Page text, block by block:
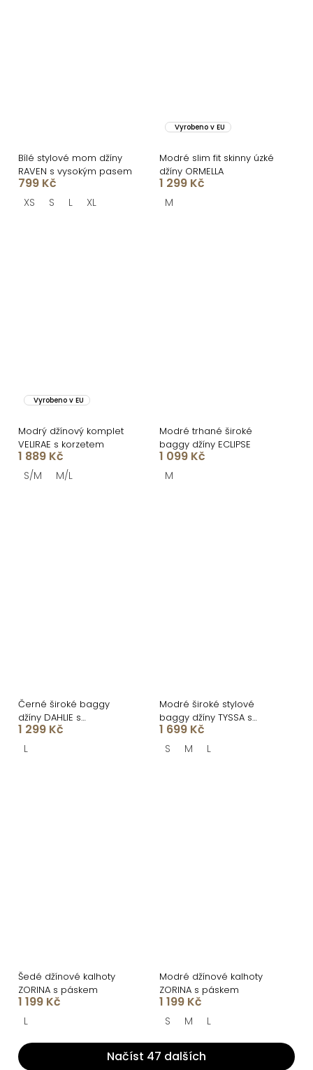
Bílé stylové mom džíny
RAVEN s vysokým pasem
799 Kč
XS S L XL
Vyrobeno v EU
Modré slim fit skinny úzké
džíny ORMELLA
1 299 Kč
M
Vyrobeno v EU
Modrý džínový komplet
VELIRAE s korzetem
1 889 Kč
S/M M/L
Modré trhané široké
baggy džíny ECLIPSE
1 099 Kč
M
Černé široké baggy
džíny DAHLIE s
prošíváním
1 299 Kč
L
Modré široké stylové
baggy džíny TYSSA s
rozparky
1 699 Kč
S M L
Šedé džínové kalhoty
ZORINA s páskem
1 199 Kč
L
Modré džínové kalhoty
ZORINA s páskem
1 199 Kč
S M L
Načíst 47 dalších